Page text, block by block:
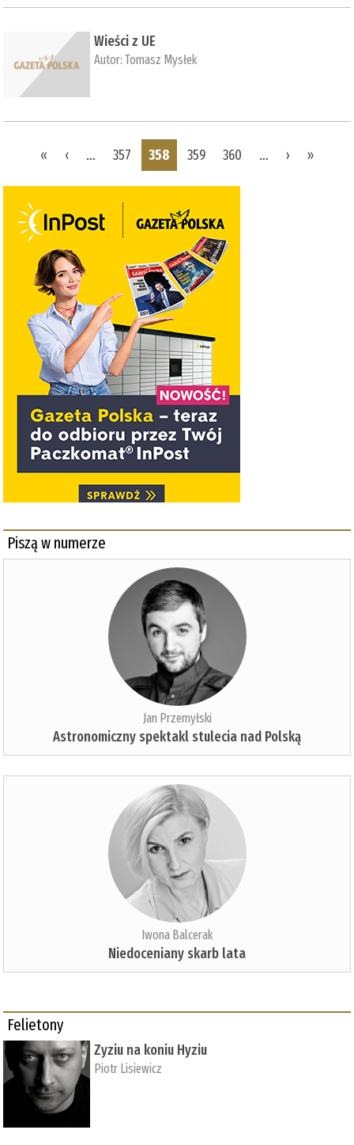
Wieści z UE
Autor:Tomasz Mysłek
Pages« ‹ … 357 358 359 360 … › »
Piszą w numerze
Jan Przemyłski
Astronomiczny spektakl stulecia nad Polską
Iwona Balcerak
Niedoceniany skarb lata
Felietony
Zyziu na koniu Hyziu
Piotr Lisiewicz